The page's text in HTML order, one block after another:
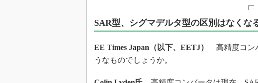
SAR型、シグマデルタ型の区別はなくな
EE Times Japan（以下、EETJ）
高精度コン
うなものでしょうか。